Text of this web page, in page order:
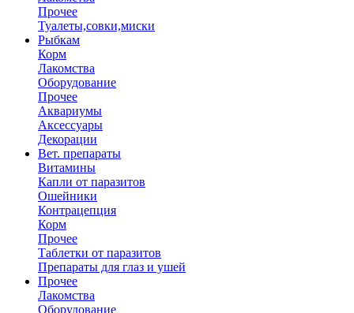
Прочее
Туалеты,совки,миски
Рыбкам
Корм
Лакомства
Оборудование
Прочее
Аквариумы
Аксессуары
Декорации
Вет. препараты
Витамины
Капли от паразитов
Ошейники
Контрацепция
Корм
Прочее
Таблетки от паразитов
Препараты для глаз и ушей
Прочее
Лакомства
Оборудование